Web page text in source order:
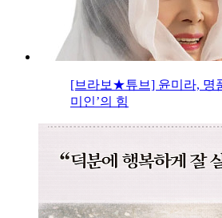
[브라보★튜브] 윤미라, 명
미인’의 힘